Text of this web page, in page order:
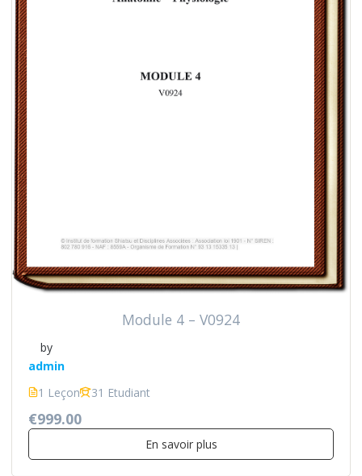
Module 4 – V0924
by
admin
1 Leçon
31 Etudiant
€999.00
En savoir plus